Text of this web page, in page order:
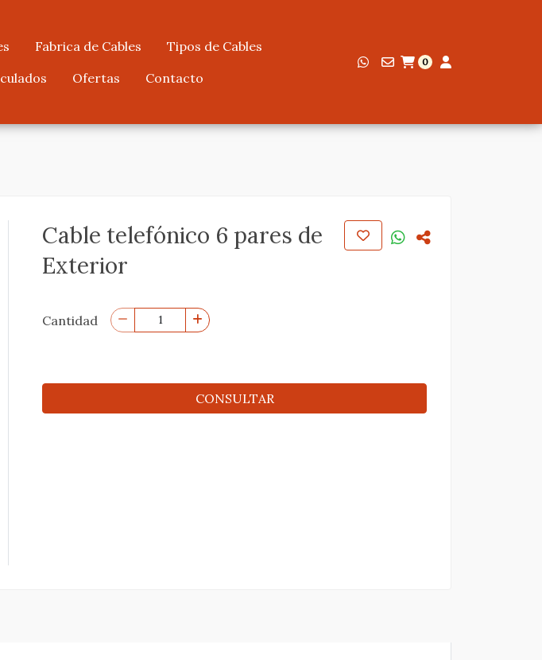
Fabrica de Cables
Tipos de Cables
Ofertas Contacto
0
Cable telefónico 6 pares de
Exterior
Cantidad
CONSULTAR